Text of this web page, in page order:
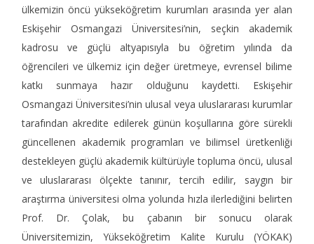
ülkemizin öncü yükseköğretim kurumları arasında yer alan
Eskişehir Osmangazi Üniversitesi’nin, seçkin akademik
kadrosu ve güçlü altyapısıyla bu öğretim yılında da
öğrencileri ve ülkemiz için değer üretmeye, evrensel bilime
katkı sunmaya hazır olduğunu kaydetti. Eskişehir
Osmangazi Üniversitesi’nin ulusal veya uluslararası kurumlar
tarafından akredite edilerek günün koşullarına göre sürekli
güncellenen akademik programları ve bilimsel üretkenliği
destekleyen güçlü akademik kültürüyle topluma öncü, ulusal
ve uluslararası ölçekte tanınır, tercih edilir, saygın bir
araştırma üniversitesi olma yolunda hızla ilerlediğini belirten
Prof. Dr. Çolak, bu çabanın bir sonucu olarak
Üniversitemizin, Yükseköğretim Kalite Kurulu (YÖKAK)